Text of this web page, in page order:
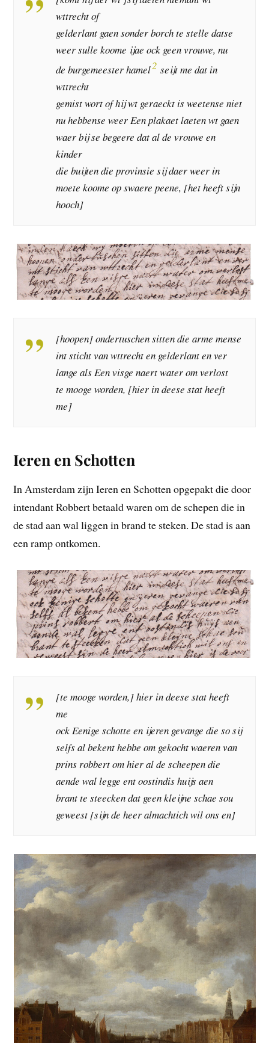
wttrecht of
gelderlant gaen sonder borch te stelle datse
weer sulle koome ijae ock geen vrouwe, nu
de burgemeester hamel2 seijt me dat in
wttrecht
gemist wort of hij wt geraeckt is weetense niet
nu hebbense weer Een plakaet laeten wt gaen
waer bij se begeere dat al de vrouwe en
kinder
die buijten die provinsie sij daer weer in
moete koome op swaere peene, [het heeft sijn
hooch]
[hoopen] ondertuschen sitten die arme mense
int sticht van wttrecht en gelderlant en ver
lange als Een visge naert water om verlost
te mooge worden, [hier in deese stat heeft
me]
Ieren en Schotten
In Amsterdam zijn Ieren en Schotten opgepakt die door
intendant Robbert betaald waren om de schepen die in
de stad aan wal liggen in brand te steken. De stad is aan
een ramp ontkomen.
[te mooge worden,] hier in deese stat heeft
me
ock Eenige schotte en ijeren gevange die so sij
selfs al bekent hebbe om gekocht waeren van
prins robbert om hier al de scheepen die
aende wal legge ent oostindis huijs aen
brant te steecken dat geen kleijne schae sou
geweest [sijn de heer almachtich wil ons en]